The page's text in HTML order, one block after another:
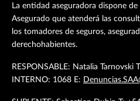
La entidad aseguradora dispone
Asegurado que atenderá las
los tomadores de seguros,
derechohabientes.
RESPONSABLE: Natalia Tarnovski
INTERNO: 1068 E: